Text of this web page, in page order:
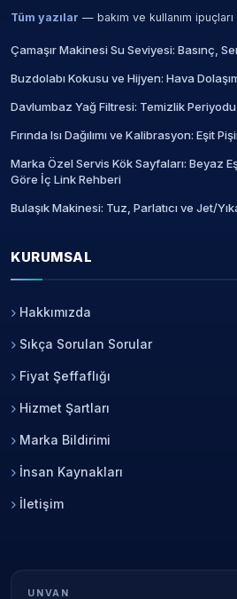
Tüm yazılar — bakım ve kullanım ipuçları
Çamaşır Makinesi Su Seviyesi: Basınç,
Buzdolabı Kokusu ve Hijyen: Hava
Davlumbaz Yağ Filtresi: Temizlik
Fırında Isı Dağılımı ve Kalibrasyon: Eşit
Marka Özel Servis Kök Sayfaları: Beyaz
Göre İç Link Rehberi
Bulaşık Makinesi: Tuz, Parlatıcı ve Jet/
KURUMSAL
Hakkımızda
Sıkça Sorulan Sorular
Fiyat Şeffaflığı
Hizmet Şartları
Marka Bildirimi
İnsan Kaynakları
İletişim
UNVAN